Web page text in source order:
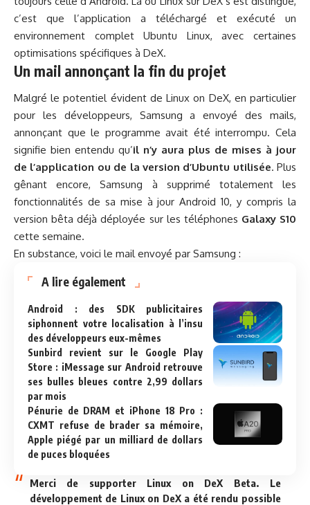
c’est que l’application a téléchargé et exécuté un
environnement complet Ubuntu Linux, avec certaines
optimisations spécifiques à DeX.
Un mail annonçant la fin du projet
Malgré le potentiel évident de Linux on DeX, en particulier
pour les développeurs, Samsung a envoyé des mails,
annonçant que le programme avait été interrompu. Cela
signifie bien entendu qu’il n’y aura plus de mises à jour
de l’application ou de la version d’Ubuntu utilisée. Plus
gênant encore, Samsung à supprimé totalement les
fonctionnalités de sa mise à jour Android 10, y compris la
version bêta déjà déployée sur les téléphones Galaxy S10
cette semaine.
En substance, voici le mail envoyé par Samsung :
A lire également
Android : des SDK publicitaires
siphonnent votre localisation à l’insu
des développeurs eux-mêmes
Sunbird revient sur le Google Play
Store : iMessage sur Android retrouve
ses bulles bleues contre 2,99 dollars
par mois
Pénurie de DRAM et iPhone 18 Pro :
CXMT refuse de brader sa mémoire,
Apple piégé par un milliard de dollars
de puces bloquées
Merci de supporter Linux on DeX Beta. Le
développement de Linux on DeX a été rendu possible